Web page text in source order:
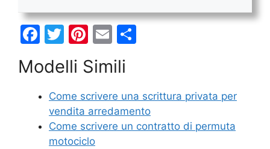
F
c
e
b
o
T
w
itt
er
Pi
nt
er
e
st
E
m
ai
l
di
vi
di
Modelli Simili
Come scrivere una scrittura privata per
vendita arredamento
Come scrivere un contratto di permuta
motociclo